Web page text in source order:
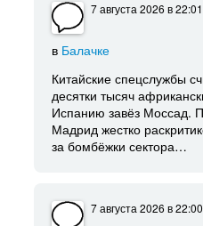
7 августа 2026в 22:01
в Балачке
Китайские спецслужбы
десятки тысяч
Испанию завёз Моссад.
Мадрид жестко
за бомбёжки сектора…
7 августа 2026в 22:00